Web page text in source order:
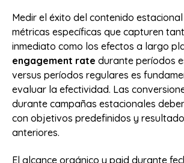
Medir el éxito del contenido
métricas específicas que capturen
inmediato como los efectos a largo
engagement rate durante períodos
versus períodos regulares es
evaluar la efectividad. Las
durante campañas estacionales
con objetivos predefinidos y
anteriores.
El alcance orgánico y paid durante